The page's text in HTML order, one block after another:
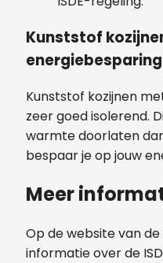
Kunststof
energiebesparing
Kunststof kozijnen
zeer goed isolerend.
warmte doorlaten
bespaar je op jouw
Meer
Op de website van de
informatie over de